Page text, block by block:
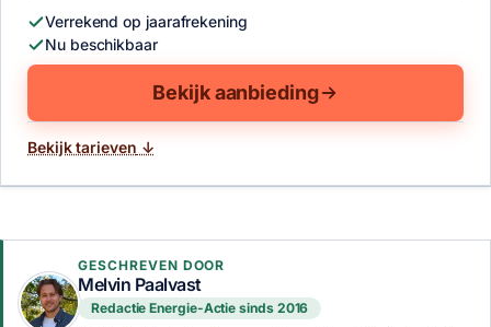
Verrekend op jaarafrekening
Nu beschikbaar
Bekijk aanbieding
Bekijk tarieven
GESCHREVEN DOOR
Melvin Paalvast
Redactie Energie-Actie sinds 2016